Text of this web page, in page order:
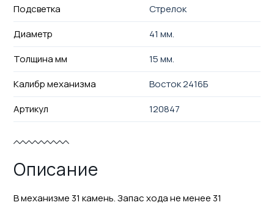
Подсветка
Стрелок
Диаметр
41 мм.
Толщина мм
15 мм.
Калибр механизма
Восток 2416Б
Артикул
120847
Описание
В механизме 31 камень. Запас хода не менее 31